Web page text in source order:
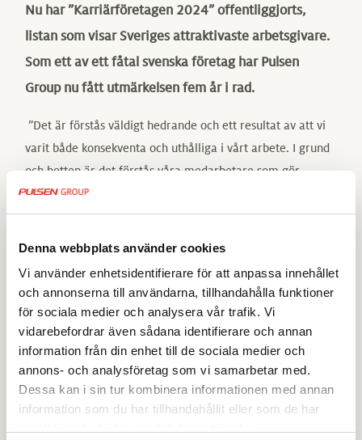
Denna webbplats använder cookies
Vi använder enhetsidentifierare för att anpassa innehållet
och annonserna till användarna, tillhandahålla funktioner
för sociala medier och analysera vår trafik. Vi
vidarebefordrar även sådana identifierare och annan
information från din enhet till de sociala medier och
annons- och analysföretag som vi samarbetar med.
Dessa kan i sin tur kombinera informationen med annan
information som du har tillhandahållit eller som de har
Nu har ”Karriärföretagen 2024” offentliggjorts,
listan som visar Sveriges attraktivaste arbetsgivare.
Som ett av ett fåtal svenska företag har Pulsen
Group nu fått utmärkelsen fem år i rad.
”Det är förstås väldigt hedrande och ett resultat av att vi
varit både konsekventa och uthålliga i vårt arbete. I grund
och botten är det förstås våra medarbetare som gör
skillnaden, att vi lever enligt våra värderingar. Att vi
utmanar varandra och agerar personligt, ansvarstagande
I motiveringen konstaterar Karriärföretagen att:
”Pulsen Group har utsetts till ett Karriärföretag för femte
året i rad. De har framgångsrikt arbetat för att skapa en
attraktiv och utvecklande arbetsplats och återkommande
visat hur de främjar en stark företagskultur som